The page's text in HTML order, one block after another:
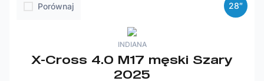
Porównaj
INDIANA
X-Cross 4.0 M17 męski Szary
2025
28″